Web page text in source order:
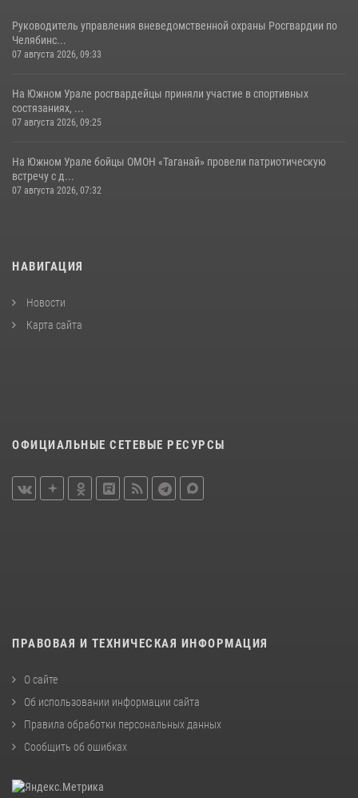
Руководитель управления вневедомственной охраны Росгвардии по
Челябинс...
07 августа 2026, 09:33
На Южном Урале росгвардейцы приняли участие в спортивных
состязаниях, ...
07 августа 2026, 09:25
На Южном Урале бойцы ОМОН «Таганай» провели патриотическую
встречу с д...
07 августа 2026, 07:32
НАВИГАЦИЯ
Новости
Карта сайта
ОФИЦИАЛЬНЫЕ СЕТЕВЫЕ РЕСУРСЫ
ПРАВОВАЯ И ТЕХНИЧЕСКАЯ ИНФОРМАЦИЯ
О сайте
Об использовании информации сайта
Правила обработки персональных данных
Сообщить об ошибках